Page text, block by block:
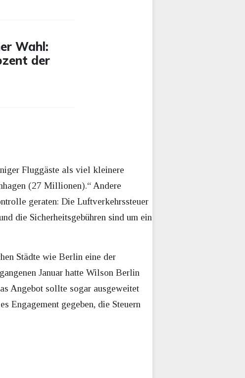
Wahl:
der
Fluggäste als viel kleinere
(27 Millionen).“ Andere
geraten: Die Luftverkehrssteuer
die Sicherheitsgebühren sind um ein
Städte wie Berlin eine der
Januar hatte Wilson Berlin
Angebot sollte sogar ausgeweitet
Engagement gegeben, die Steuern